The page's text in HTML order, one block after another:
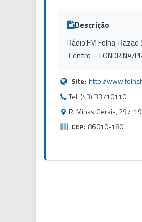
Descrição
Rádio FM Folha,
Centro - LONDRINA/
Site: http://
Tel: (43) 33710110
R. Minas Gerais, 297
CEP: 86010-180